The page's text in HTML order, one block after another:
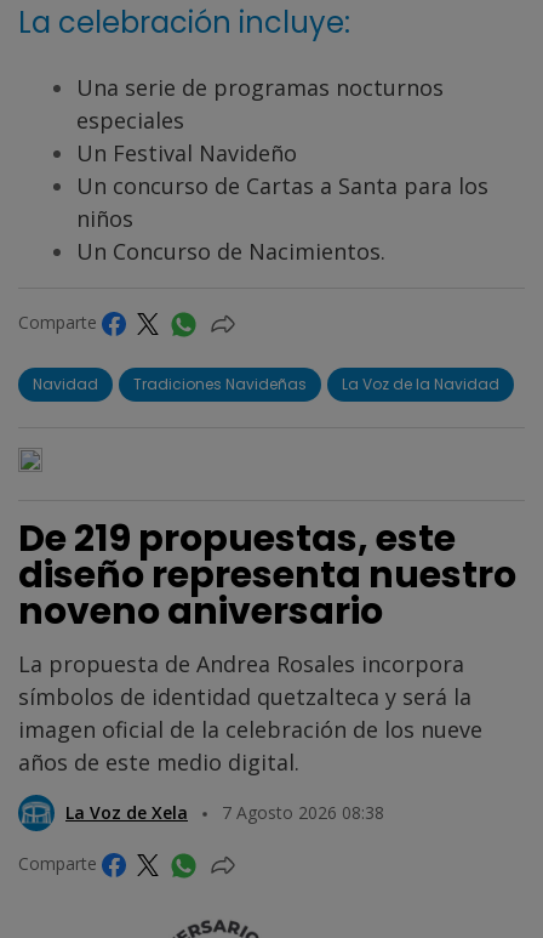
La celebración incluye:
Una serie de programas nocturnos
especiales
Un Festival Navideño
Un concurso de Cartas a Santa para los
niños
Un Concurso de Nacimientos.
Comparte
Navidad Tradiciones Navideñas La Voz de la Navidad
De 219 propuestas, este
diseño representa nuestro
noveno aniversario
La propuesta de Andrea Rosales incorpora
símbolos de identidad quetzalteca y será la
imagen oficial de la celebración de los nueve
años de este medio digital.
La Voz de Xela 7 Agosto 2026 08:38
Comparte